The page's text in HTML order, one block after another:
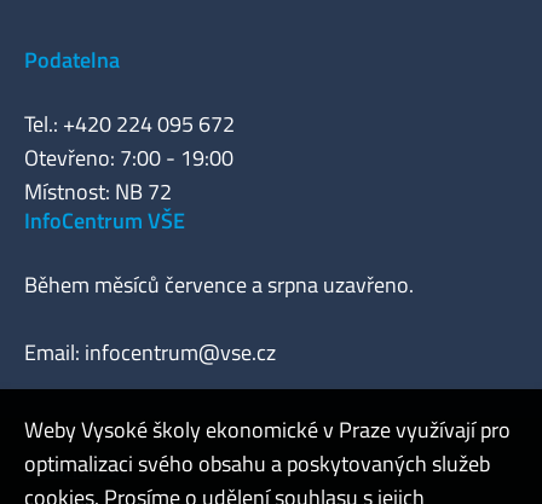
Podatelna
Tel.: +420 224 095 672
Otevřeno: 7:00 - 19:00
Místnost: NB 72
InfoCentrum VŠE
Během měsíců července a srpna uzavřeno.
Email: infocentrum@vse.cz
Webmaster
Weby Vysoké školy ekonomické v Praze využívají pro
optimalizaci svého obsahu a poskytovaných služeb
cookies. Prosíme o udělení souhlasu s jejich